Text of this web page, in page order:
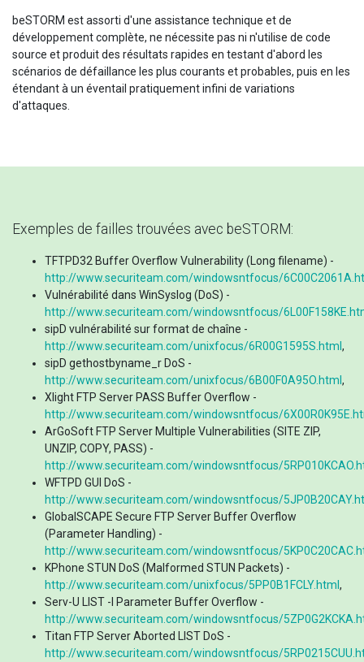
beSTORM est assorti d'une assistance technique et de
développement complète, ne nécessite pas ni n'utilise de code
source et produit des résultats rapides en testant d'abord les
scénarios de défaillance les plus courants et probables, puis en les
étendant à un éventail pratiquement infini de variations
d'attaques.
Exemples de failles trouvées avec beSTORM:
TFTPD32 Buffer Overflow Vulnerability (Long filename) -
http://www.securiteam.com/windowsntfocus/
Vulnérabilité dans WinSyslog (DoS) -
http://www.securiteam.com/windowsntfocus/
sipD vulnérabilité sur format de chaîne -
http://www.securiteam.com/unixfocus/6R00G1595S.html ,
sipD gethostbyname_r DoS -
http://www.securiteam.com/unixfocus/6B00F0A95O.html ,
Xlight FTP Server PASS Buffer Overflow -
http://www.securiteam.com/windowsntfocus/
ArGoSoft FTP Server Multiple Vulnerabilities (SITE ZIP,
UNZIP, COPY, PASS) -
http://www.securiteam.com/windowsntfocus/
WFTPD GUI DoS -
http://www.securiteam.com/windowsntfocus/
GlobalSCAPE Secure FTP Server Buffer Overflow
(Parameter Handling) -
http://www.securiteam.com/windowsntfocus/
KPhone STUN DoS (Malformed STUN Packets) -
http://www.securiteam.com/unixfocus/5PP0B1FCLY.html ,
Serv-U LIST -l Parameter Buffer Overflow -
http://www.securiteam.com/windowsntfocus/
Titan FTP Server Aborted LIST DoS -
http://www.securiteam.com/windowsntfocus/